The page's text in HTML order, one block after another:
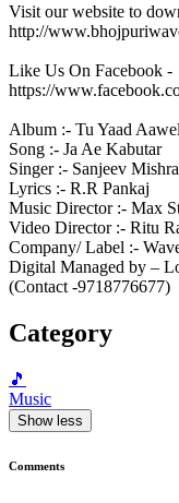
Visit our website to
http://
Like Us On Facebook -
https://
Album :- Tu Yaad
Song :- Ja Ae Kabutar
Singer :- Sanjeev Mishra
Lyrics :- R.R Pankaj
Music Director :- Max
Video Director :- Ritu
Company/ Label :-
Digital Managed by –
(Contact -9718776677)
Category
🎵
Music
Show less
Comments